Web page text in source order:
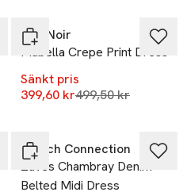
Neo Noir
Mabella Crepe Print Dress
Sänkt pris
399,60 krLägsta pris 30
499,50 kr
French Connection
Zaves Chambray Denim
Belted Midi Dress